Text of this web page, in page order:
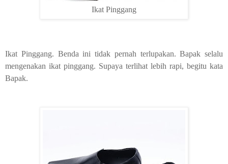
Ikat Pinggang
Ikat Pinggang. Benda ini tidak pernah terlupakan. Bapak selalu
mengenakan ikat pinggang. Supaya terlihat lebih rapi, begitu kata
Bapak.